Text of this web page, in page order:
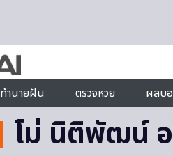
ทำนายฝัน ตรวจหวย ผลบ
โม่ นิติพัฒน์